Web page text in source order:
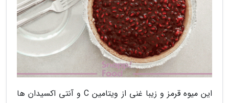
این میوه قرمز و زیبا غنی از ویتامین C و آنتی اکسیدان ها